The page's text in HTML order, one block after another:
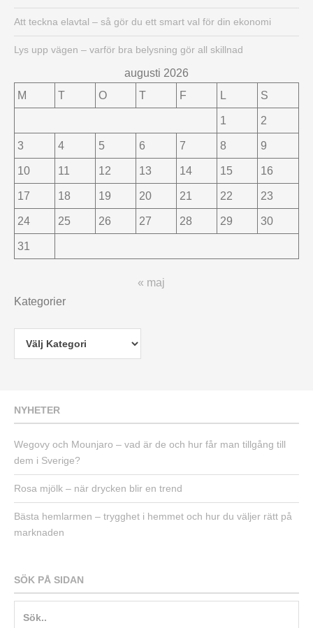
Att teckna elavtal – så gör du ett smart val för din ekonomi
Lys upp vägen – varför bra belysning gör all skillnad
augusti 2026
M
T O T F L S
1 2
3 4 5 6 7 8 9
10 11 12 13 14 15 16
17 18 19 20 21 22 23
24 25 26 27 28 29 30
31
« maj
Kategorier
NYHETER
Wegovy och Mounjaro – vad är de och hur får man tillgång till
dem i Sverige?
Rosa mjölk – när drycken blir en trend
Bästa hemlarmen – trygghet i hemmet och hur du väljer rätt på
marknaden
SÖK PÅ SIDAN